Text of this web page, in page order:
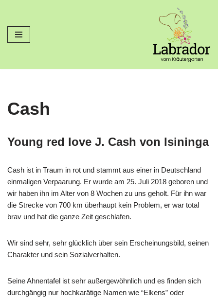
Zum
Inhalt
Cash
Young red love J. Cash von Isininga
Cash ist in Traum in rot und stammt aus einer in Deutschland
einmaligen Verpaarung. Er wurde am 25. Juli 2018 geboren und
wir haben ihn im Alter von 8 Wochen zu uns geholt. Für ihn war
die Strecke von 700 km überhaupt kein Problem, er war total
brav und hat die ganze Zeit geschlafen.
Wir sind sehr, sehr glücklich über sein Erscheinungsbild, seinen
Charakter und sein Sozialverhalten.
Seine Ahnentafel ist sehr außergewöhnlich und es finden sich
durchgängig nur hochkarätige Namen wie “Elkens” oder